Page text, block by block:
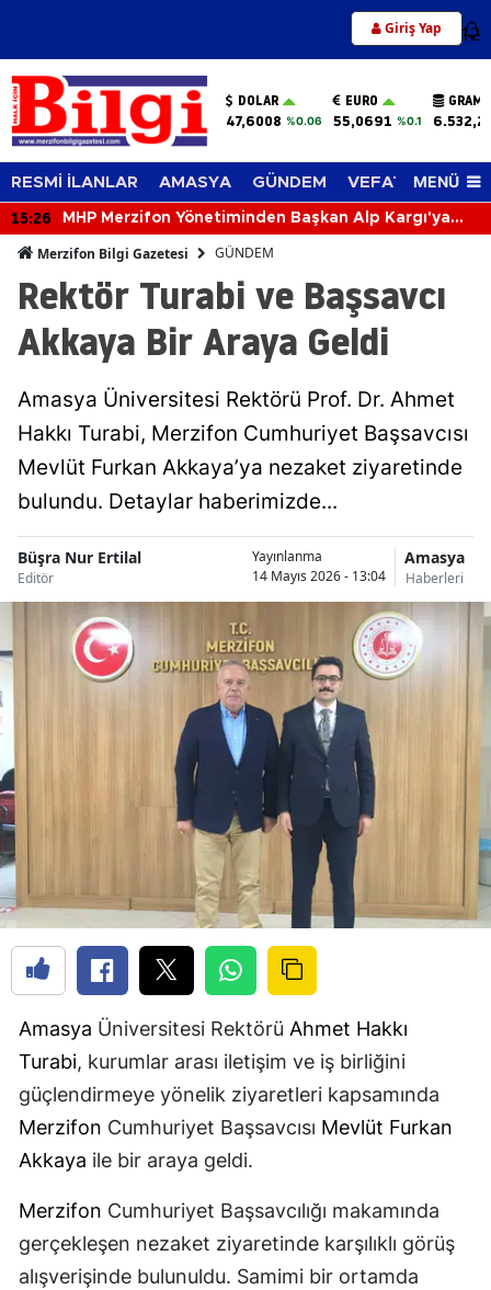
Giriş Yap 12
DOLAR
47,6008 %0.06
EURO
55,0691 %0.1
GRAM
RESMİ İLANLAR AMASYA GÜNDEM VEFAT EDENLER
MENÜ
15:26
MHP Merzifon Yönetiminden Başkan Alp Kargı'ya
Merzifon Bilgi Gazetesi GÜNDEM
Rektör Turabi ve Başsavcı
Akkaya Bir Araya Geldi
Amasya Üniversitesi Rektörü Prof. Dr. Ahmet
Hakkı Turabi, Merzifon Cumhuriyet Başsavcısı
Mevlüt Furkan Akkaya’ya nezaket ziyaretinde
bulundu. Detaylar haberimizde...
Büşra Nur Ertilal
Editör
Yayınlanma
14 Mayıs 2026 - 13:04
Amasya
Haberleri
Amasya Üniversitesi Rektörü Ahmet Hakkı
Turabi, kurumlar arası iletişim ve iş birliğini
güçlendirmeye yönelik ziyaretleri kapsamında
Merzifon Cumhuriyet Başsavcısı Mevlüt Furkan
Akkaya ile bir araya geldi.
Merzifon Cumhuriyet Başsavcılığı makamında
gerçekleşen nezaket ziyaretinde karşılıklı görüş
alışverişinde bulunuldu. Samimi bir ortamda